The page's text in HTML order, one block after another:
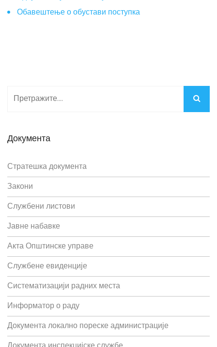
Обавештење о обустави поступка
Документа
Стратешка документа
Закони
Службени листови
Јавне набавке
Акта Општинске управе
Службене евиденције
Систематизацији радних места
Информатор о раду
Документа локално пореске администрације